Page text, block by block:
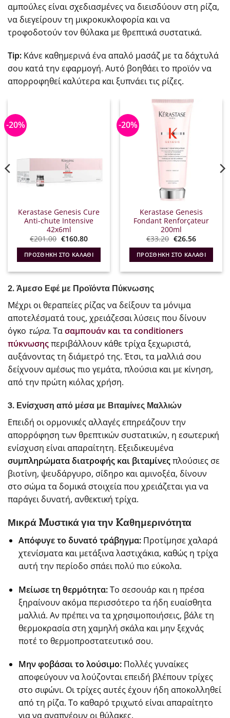
αμπούλες είναι σχεδιασμένες να διεισδύουν στη ρίζα,
να διεγείρουν τη μικροκυκλοφορία και να
τροφοδοτούν τον θύλακα με θρεπτικά συστατικά.
Tip: Κάνε καθημερινά ένα απαλό μασάζ με τα δάχτυλά
σου κατά την εφαρμογή. Αυτό βοηθάει το προϊόν να
απορροφηθεί καλύτερα και ξυπνάει τις ρίζες.
-20%
Kerastase Genesis Cure
Anti-chute Intensive
42x6ml
€201.00 Original
was:
€201.00.
€160.80Η
τιμή
είναι:
€160.80.
ΠΡΟΣΘΉΚΗ ΣΤΟ ΚΑΛΆΘΙ
-20%
Kerastase Genesis
Fondant Renforçateur
200ml
€33.20 Original
was:
€33.20.
€26.56Η
τιμή
είναι:
€26.56.
ΠΡΟΣΘΉΚΗ ΣΤΟ ΚΑΛΆΘΙ
2. Άμεσο Εφέ με Προϊόντα Πύκνωσης
Μέχρι οι θεραπείες ρίζας να δείξουν τα μόνιμα
αποτελέσματά τους, χρειάζεσαι λύσεις που δίνουν
όγκο τώρα. Τασαμπουάν και τα conditioners
πύκνωσηςπεριβάλλουν κάθε τρίχα ξεχωριστά,
αυξάνοντας τη διάμετρό της. Έτσι, τα μαλλιά σου
δείχνουν αμέσως πιο γεμάτα, πλούσια και με κίνηση,
από την πρώτη κιόλας χρήση.
3. Ενίσχυση από μέσα με Βιταμίνες Μαλλιών
Επειδή οι ορμονικές αλλαγές επηρεάζουν την
απορρόφηση των θρεπτικών συστατικών, η εσωτερική
ενίσχυση είναι απαραίτητη. Εξειδικευμένα
συμπληρώματα διατροφής και βιταμίνεςπλούσιες σε
βιοτίνη, ψευδάργυρο, σίδηρο και αμινοξέα, δίνουν
στο σώμα τα δομικά στοιχεία που χρειάζεται για να
παράγει δυνατή, ανθεκτική τρίχα.
Μικρά Mυστικά για την Kαθημερινότητα
Απόφυγε το δυνατό τράβηγμα:Προτίμησε χαλαρά
χτενίσματα και μετάξινα λαστιχάκια, καθώς η τρίχα
αυτή την περίοδο σπάει πολύ πιο εύκολα.
Μείωσε τη θερμότητα:Το σεσουάρ και η πρέσα
ξηραίνουν ακόμα περισσότερο τα ήδη ευαίσθητα
μαλλιά. Αν πρέπει να τα χρησιμοποιήσεις, βάλε τη
θερμοκρασία στη χαμηλή σκάλα και μην ξεχνάς
ποτέ το θερμοπροστατευτικό σου.
Μην φοβάσαι το λούσιμο:Πολλές γυναίκες
αποφεύγουν να λούζονται επειδή βλέπουν τρίχες
στο σιφώνι. Οι τρίχες αυτές έχουν ήδη αποκολληθεί
από τη ρίζα. Το καθαρό τριχωτό είναι απαραίτητο
για να αναπνέουν οι θύλακες.